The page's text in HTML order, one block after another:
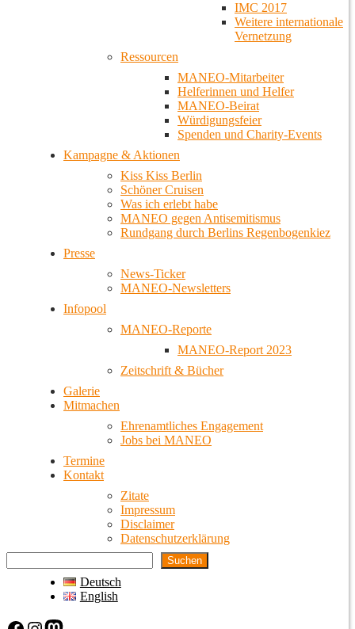
IMC 2017
Weitere internationale
Vernetzung
Ressourcen
MANEO-Mitarbeiter
Helferinnen und Helfer
MANEO-Beirat
Würdigungsfeier
Spenden und Charity-Events
Kampagne & Aktionen
Kiss Kiss Berlin
Schöner Cruisen
Was ich erlebt habe
MANEO gegen Antisemitismus
Rundgang durch Berlins Regenbogenkiez
Presse
News-Ticker
MANEO-Newsletters
Infopool
MANEO-Reporte
MANEO-Report 2023
Zeitschrift & Bücher
Galerie
Mitmachen
Ehrenamtliches Engagement
Jobs bei MANEO
Termine
Kontakt
Zitate
Impressum
Disclaimer
Datenschutzerklärung
Suchen
Deutsch
English